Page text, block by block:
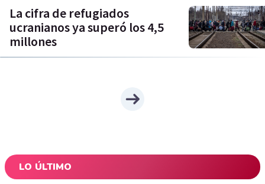
La cifra de refugiados
ucranianos ya superó los 4,5
millones
LO ÚLTIMO